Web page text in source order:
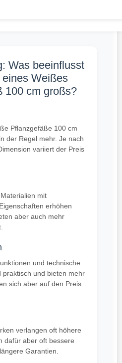
Was beeinflusst
Weißes
100 cm großs?
Pflanzgefäße 100 cm
der Regel mehr. Je nach
variiert der Preis
mit
erhöhen
aber auch mehr
und technische
praktisch und bieten mehr
sich aber auf den Preis
verlangen oft höhere
dafür aber oft bessere
Garantien.